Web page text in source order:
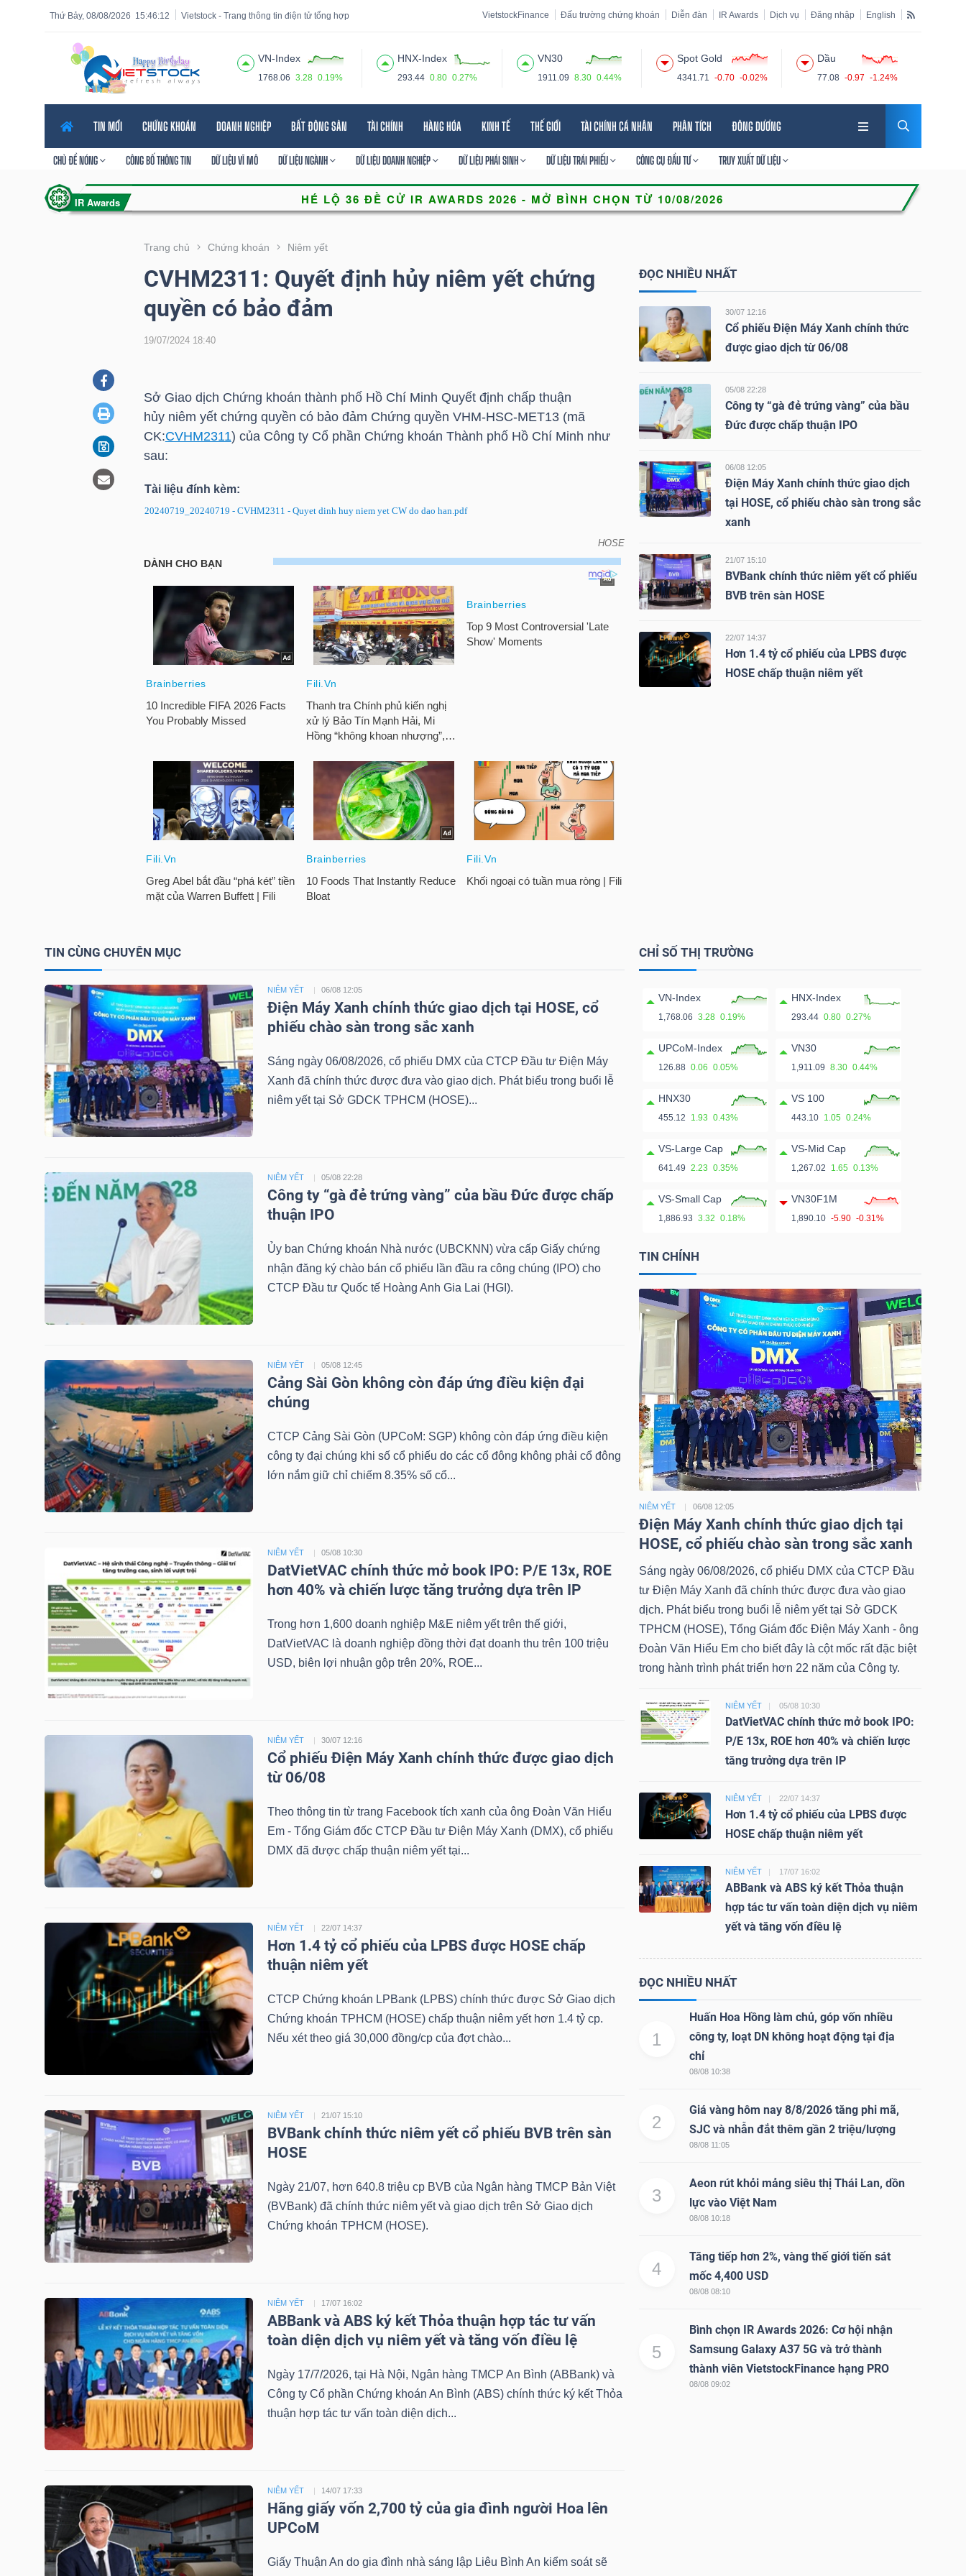
15:46:14
Thứ Bảy, 08/08/2026 Vietstock - Trang thông tin điện tử tổng hợp VietstockFinance Đấu trường chứng khoán Diễn đàn IR Awards Dịch vụ Đăng nhập English
VN-Index
1768.06 3.28 0.19%
HNX-Index
293.44 0.80 0.27%
VN30
1911.09 8.30 0.44%
Spot Gold
4341.71 -0.70 -0.02%
Dầu
77.08 -0.97 -1.24%
TIN MỚI CHỨNG KHOÁN DOANH NGHIỆP BẤT ĐỘNG SẢN TÀI CHÍNH HÀNG HÓA KINH TẾ THẾ GIỚI TÀI CHÍNH CÁ NHÂN PHÂN TÍCH ĐÔNG DƯƠNG
CHỦ ĐỀ NÓNG CÔNG BỐ THÔNG TIN DỮ LIỆU VĨ MÔ DỮ LIỆU NGÀNH DỮ LIỆU DOANH NGHIỆP DỮ LIỆU PHÁI SINH DỮ LIỆU TRÁI PHIẾU CÔNG CỤ ĐẦU TƯ TRUY XUẤT DỮ LIỆU
Trang chủ Chứng khoán Niêm yết
CVHM2311: Quyết định hủy niêm yết chứng
quyền có bảo đảm
19/07/2024 18:40
Sở Giao dịch Chứng khoán thành phố Hồ Chí Minh Quyết định chấp thuận
hủy niêm yết chứng quyền có bảo đảm Chứng quyền VHM-HSC-MET13 (mã
CK:CVHM2311) của Công ty Cổ phần Chứng khoán Thành phố Hồ Chí Minh như
sau:
Tài liệu đính kèm:
20240719_20240719 - CVHM2311 - Quyet dinh huy niem yet CW do dao han.pdf
HOSE
CVHM2311: Quyết định hủy niêm yết chứng quyền có bảo đảm
ĐỌC NHIỀU NHẤT
30/07 12:16
Cổ phiếu Điện Máy Xanh chính thức
được giao dịch từ 06/08
05/08 22:28
Công ty “gà đẻ trứng vàng” của bầu
Đức được chấp thuận IPO
06/08 12:05
Điện Máy Xanh chính thức giao dịch
tại HOSE, cổ phiếu chào sàn trong sắc
xanh
21/07 15:10
BVBank chính thức niêm yết cổ phiếu
BVB trên sàn HOSE
22/07 14:37
Hơn 1.4 tỷ cổ phiếu của LPBS được
HOSE chấp thuận niêm yết
TIN CÙNG CHUYÊN MỤC
NIÊM YẾT 06/08 12:05
Điện Máy Xanh chính thức giao dịch tại HOSE, cổ
phiếu chào sàn trong sắc xanh
Sáng ngày 06/08/2026, cổ phiếu DMX của CTCP Đầu tư Điện Máy
Xanh đã chính thức được đưa vào giao dịch. Phát biểu trong buổi lễ
niêm yết tại Sở GDCK TPHCM (HOSE)...
NIÊM YẾT 05/08 22:28
Công ty “gà đẻ trứng vàng” của bầu Đức được chấp
thuận IPO
Ủy ban Chứng khoán Nhà nước (UBCKNN) vừa cấp Giấy chứng
nhận đăng ký chào bán cổ phiếu lần đầu ra công chúng (IPO) cho
CTCP Đầu tư Quốc tế Hoàng Anh Gia Lai (HGI).
NIÊM YẾT 05/08 12:45
Cảng Sài Gòn không còn đáp ứng điều kiện đại
chúng
CTCP Cảng Sài Gòn (UPCoM: SGP) không còn đáp ứng điều kiện
công ty đại chúng khi số cổ phiếu do các cổ đông không phải cổ đông
lớn nắm giữ chỉ chiếm 8.35% số cổ...
NIÊM YẾT 05/08 10:30
DatVietVAC chính thức mở book IPO: P/E 13x, ROE
hơn 40% và chiến lược tăng trưởng dựa trên IP
Trong hơn 1,600 doanh nghiệp M&E niêm yết trên thế giới,
DatVietVAC là doanh nghiệp đồng thời đạt doanh thu trên 100 triệu
USD, biên lợi nhuận gộp trên 20%, ROE...
NIÊM YẾT 30/07 12:16
Cổ phiếu Điện Máy Xanh chính thức được giao dịch
từ 06/08
Theo thông tin từ trang Facebook tích xanh của ông Đoàn Văn Hiểu
Em - Tổng Giám đốc CTCP Đầu tư Điện Máy Xanh (DMX), cổ phiếu
DMX đã được chấp thuận niêm yết tại...
NIÊM YẾT 22/07 14:37
Hơn 1.4 tỷ cổ phiếu của LPBS được HOSE chấp
thuận niêm yết
CTCP Chứng khoán LPBank (LPBS) chính thức được Sở Giao dịch
Chứng khoán TPHCM (HOSE) chấp thuận niêm yết hơn 1.4 tỷ cp.
Nếu xét theo giá 30,000 đồng/cp của đợt chào...
NIÊM YẾT 21/07 15:10
BVBank chính thức niêm yết cổ phiếu BVB trên sàn
HOSE
Ngày 21/07, hơn 640.8 triệu cp BVB của Ngân hàng TMCP Bản Việt
(BVBank) đã chính thức niêm yết và giao dịch trên Sở Giao dịch
Chứng khoán TPHCM (HOSE).
NIÊM YẾT 17/07 16:02
ABBank và ABS ký kết Thỏa thuận hợp tác tư vấn
toàn diện dịch vụ niêm yết và tăng vốn điều lệ
Ngày 17/7/2026, tại Hà Nội, Ngân hàng TMCP An Bình (ABBank) và
Công ty Cổ phần Chứng khoán An Bình (ABS) chính thức ký kết Thỏa
thuận hợp tác tư vấn toàn diện dịch...
NIÊM YẾT 14/07 17:33
Hãng giấy vốn 2,700 tỷ của gia đình người Hoa lên
UPCoM
Giấy Thuận An do gia đình nhà sáng lập Liêu Bình An kiểm soát sẽ
CHỈ SỐ THỊ TRƯỜNG
VN-Index
1,768.06 3.28 0.19%
HNX-Index
293.44 0.80 0.27%
UPCoM-Index
126.88 0.06 0.05%
VN30
1,911.09 8.30 0.44%
HNX30
455.12 1.93 0.43%
VS 100
443.10 1.05 0.24%
VS-Large Cap
641.49 2.23 0.35%
VS-Mid Cap
1,267.02 1.65 0.13%
VS-Small Cap
1,886.93 3.32 0.18%
VN30F1M
1,890.10 -5.90 -0.31%
TIN CHÍNH
NIÊM YẾT 06/08 12:05
Điện Máy Xanh chính thức giao dịch tại
HOSE, cổ phiếu chào sàn trong sắc xanh
Sáng ngày 06/08/2026, cổ phiếu DMX của CTCP Đầu
tư Điện Máy Xanh đã chính thức được đưa vào giao
dịch. Phát biểu trong buổi lễ niêm yết tại Sở GDCK
TPHCM (HOSE), Tổng Giám đốc Điện Máy Xanh - ông
Đoàn Văn Hiểu Em cho biết đây là cột mốc rất đặc biệt
trong hành trình phát triển hơn 22 năm của Công ty.
NIÊM YẾT 05/08 10:30
DatVietVAC chính thức mở book IPO:
P/E 13x, ROE hơn 40% và chiến lược
tăng trưởng dựa trên IP
NIÊM YẾT 22/07 14:37
Hơn 1.4 tỷ cổ phiếu của LPBS được
HOSE chấp thuận niêm yết
NIÊM YẾT 17/07 16:02
ABBank và ABS ký kết Thỏa thuận
hợp tác tư vấn toàn diện dịch vụ niêm
yết và tăng vốn điều lệ
ĐỌC NHIỀU NHẤT
1
Huấn Hoa Hồng làm chủ, góp vốn nhiều
công ty, loạt DN không hoạt động tại địa
chỉ
08/08 10:38
2
Giá vàng hôm nay 8/8/2026 tăng phi mã,
SJC và nhẫn đắt thêm gần 2 triệu/lượng
08/08 11:05
3
Aeon rút khỏi mảng siêu thị Thái Lan, dồn
lực vào Việt Nam
08/08 10:18
4
Tăng tiếp hơn 2%, vàng thế giới tiến sát
mốc 4,400 USD
08/08 08:10
5
Bình chọn IR Awards 2026: Cơ hội nhận
Samsung Galaxy A37 5G và trở thành
thành viên VietstockFinance hạng PRO
08/08 09:02
Tính năng
năng
VIETSTOCK
CHÍNH
NHÂN
PHÂN
VIETSTOCKFINANCE
DOANH
NGHIỆP
PHIẾU
SINH
TRÁI
PHIẾU
ĐẦU
TRUY
NĂNG
LƯỢNG
NGUYÊN
LIỆU
CÔNG
NGHIỆP
TIÊU
DÙNG
KHÔNG
THIẾT